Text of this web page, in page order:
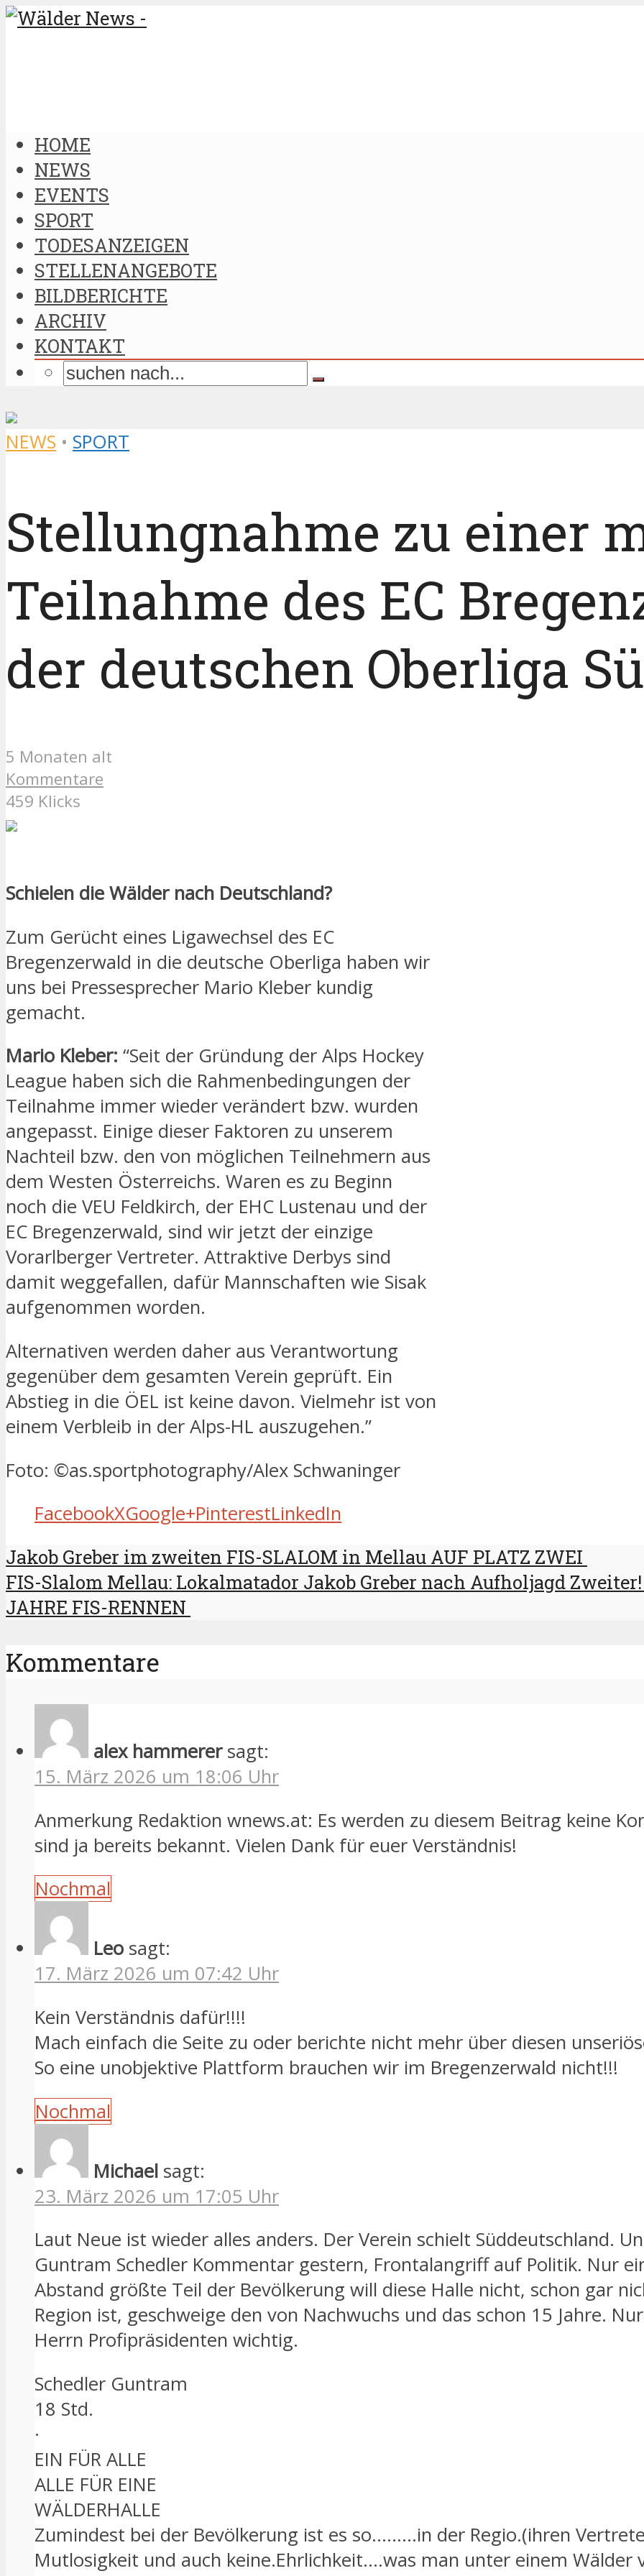
HOME
NEWS
EVENTS
SPORT
TODESANZEIGEN
STELLENANGEBOTE
BILDBERICHTE
ARCHIV
KONTAKT
NEWS • SPORT
Stellungnahme zu einer
Teilnahme des EC
der deutschen Oberliga
5 Monaten alt
Kommentare
459 Klicks
Schielen die Wälder nach Deutschland?
Zum Gerücht eines Ligawechsel des EC
Bregenzerwald in die deutsche Oberliga haben wir
uns bei Pressesprecher Mario Kleber kundig
gemacht.
Mario Kleber: “Seit der Gründung der Alps Hockey
League haben sich die Rahmenbedingungen der
Teilnahme immer wieder verändert bzw. wurden
angepasst. Einige dieser Faktoren zu unserem
Nachteil bzw. den von möglichen Teilnehmern aus
dem Westen Österreichs. Waren es zu Beginn
noch die VEU Feldkirch, der EHC Lustenau und der
EC Bregenzerwald, sind wir jetzt der einzige
Vorarlberger Vertreter. Attraktive Derbys sind
damit weggefallen, dafür Mannschaften wie Sisak
aufgenommen worden.
Alternativen werden daher aus Verantwortung
gegenüber dem gesamten Verein geprüft. Ein
Abstieg in die ÖEL ist keine davon. Vielmehr ist von
einem Verbleib in der Alps-HL auszugehen.”
Foto: ©as.sportphotography/Alex Schwaninger
FacebookXGoogle+PinterestLinkedIn
Jakob Greber im zweiten FIS-SLALOM in Mellau AUF PLATZ ZWEI
FIS-Slalom Mellau: Lokalmatador Jakob Greber nach Aufholjagd
JAHRE FIS-RENNEN
Kommentare
alex hammerer sagt:
15. März 2026 um 18:06 Uhr
Anmerkung Redaktion wnews.at: Es werden zu diesem Beitrag keine
sind ja bereits bekannt. Vielen Dank für euer Verständnis!
Nochmal
Leo sagt:
17. März 2026 um 07:42 Uhr
Kein Verständnis dafür!!!!
Mach einfach die Seite zu oder berichte nicht mehr über diesen
So eine unobjektive Plattform brauchen wir im Bregenzerwald nicht!!!
Nochmal
Michael sagt:
23. März 2026 um 17:05 Uhr
Laut Neue ist wieder alles anders. Der Verein schielt Süddeutschland.
Guntram Schedler Kommentar gestern, Frontalangriff auf Politik. Nur
Abstand größte Teil der Bevölkerung will diese Halle nicht, schon gar
Region ist, geschweige den von Nachwuchs und das schon 15 Jahre.
Herrn Profipräsidenten wichtig.
Schedler Guntram
18 Std.
·
EIN FÜR ALLE
ALLE FÜR EINE
WÄLDERHALLE
Zumindest bei der Bevölkerung ist es so………in der Regio.(ihren
Mutlosigkeit und auch keine.Ehrlichkeit….was man unter einem